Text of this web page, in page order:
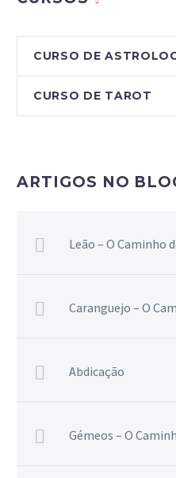
CURSO DE
CURSO DE TAROT
ARTIGOS NO
Leão – O Caminho
Caranguejo – O
Abdicação
Gémeos – O